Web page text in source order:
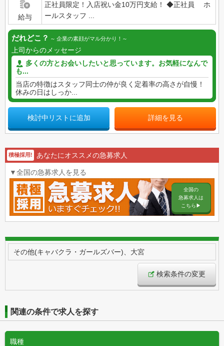
給与
正社員限定！入店祝い金10万円支給！ ◆正社員 ホ
ールスタッフ ...
だれどこ？ 企業の素顔がマル分かり！
上司からのメッセージ
多くの方とお会いしたいと思っています。お気軽になんで
も...
当店の特徴はスタッフ同士の仲が良く定着率の高さが自慢！
休みの日はしっか...
検討中リストに追加 詳細を見る
積極採用! あなたにオススメの急募求人
▼全国の急募求人を見る
全国の
急募求人は
こちら▶︎
その他(キャバクラ・ガールズバー)、大宮
検索条件の変更
関連の条件で求人を探す
職種